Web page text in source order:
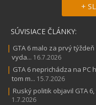
+
SÚVISIACE ČLÁNKY:
| GTA 6 malo za prvý
vyda... 16.7.2026
| GTA 6 neprichádza na PC
tom m... 15.7.2026
| Ruský politik objavil GTA
1.7.2026